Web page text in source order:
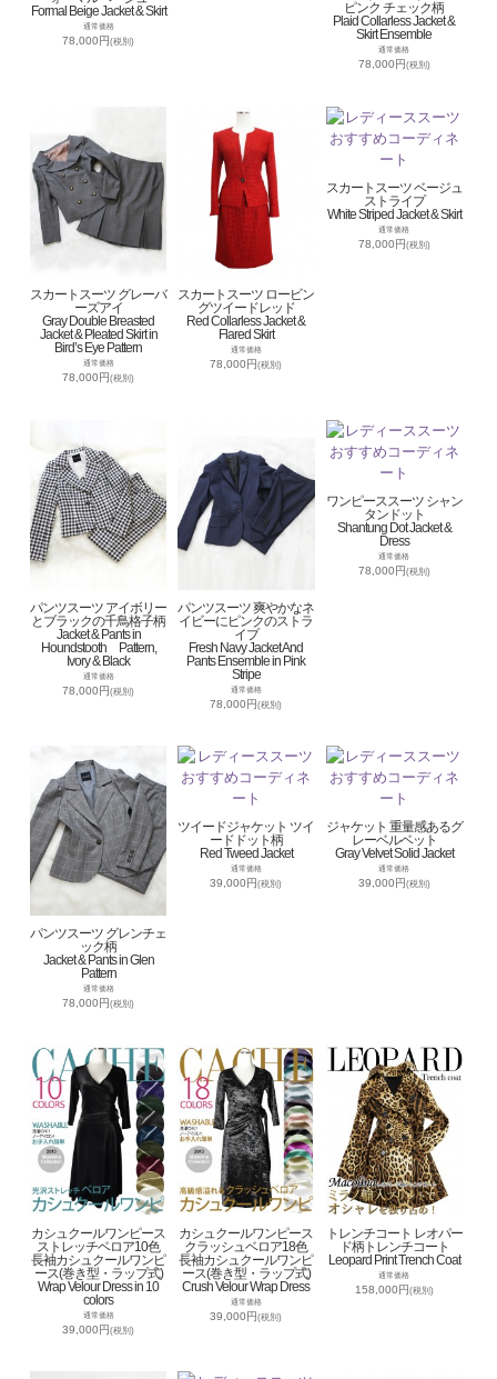
Formal Beige Jacket & Skirt
通常価格
78,000円(税別)
ピンク チェック柄
Plaid Collarless Jacket &
Skirt Ensemble
通常価格
78,000円(税別)
スカートスーツ グレーバ
ーズアイ
Gray Double Breasted
Jacket & Pleated Skirt in
Bird’s Eye Pattern
通常価格
78,000円(税別)
スカートスーツ ロービン
グツイードレッド
Red Collarless Jacket &
Flared Skirt
通常価格
78,000円(税別)
スカートスーツ ベージュ
ストライプ
White Striped Jacket & Skirt
通常価格
78,000円(税別)
パンツスーツ アイボリー
とブラックの千鳥格子柄
Jacket & Pants in
Houndstooth Pattern,
Ivory & Black
通常価格
78,000円(税別)
パンツスーツ 爽やかなネ
イビーにピンクのストラ
イプ
Fresh Navy Jacket And
Pants Ensemble in Pink
Stripe
通常価格
78,000円(税別)
ワンピーススーツ シャン
タンドット
Shantung Dot Jacket &
Dress
通常価格
78,000円(税別)
パンツスーツ グレンチェ
ック柄
Jacket & Pants in Glen
Pattern
通常価格
78,000円(税別)
ツイードジャケット ツイ
ードドット柄
Red Tweed Jacket
通常価格
39,000円(税別)
ジャケット 重量感あるグ
レーベルベット
Gray Velvet Solid Jacket
通常価格
39,000円(税別)
カシュクールワンピース
ストレッチベロア10色
長袖カシュクールワンピ
ース(巻き型・ラップ式)
Wrap Velour Dress in 10
colors
通常価格
39,000円(税別)
カシュクールワンピース
クラッシュベロア18色
長袖カシュクールワンピ
ース(巻き型・ラップ式)
Crush Velour Wrap Dress
通常価格
39,000円(税別)
トレンチコート レオパー
ド柄トレンチコート
Leopard Print Trench Coat
通常価格
158,000円(税別)